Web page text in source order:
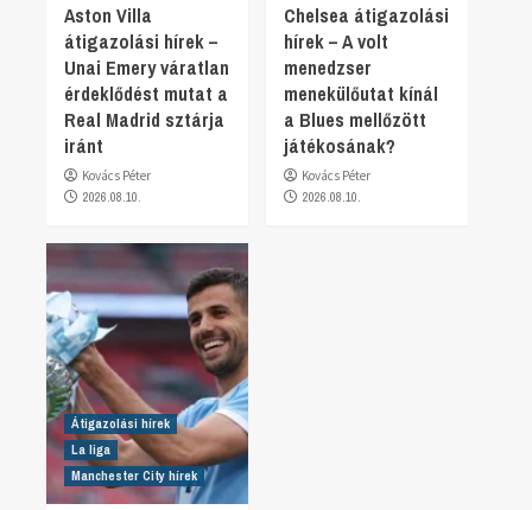
Aston Villa
átigazolási hírek –
Unai Emery váratlan
érdeklődést mutat a
Real Madrid sztárja
iránt
Kovács Péter
2026.08.10.
Chelsea átigazolási
hírek – A volt
menedzser
menekülőutat kínál
a Blues mellőzött
játékosának?
Kovács Péter
2026.08.10.
Átigazolási hírek
La liga
Manchester City hírek